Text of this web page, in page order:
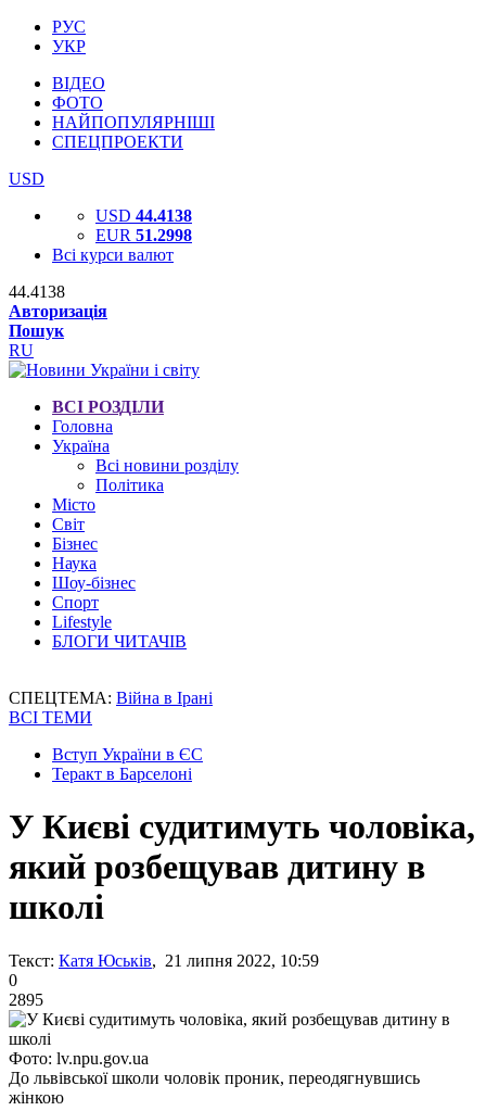
РУС
УКР
ВІДЕО
ФОТО
НАЙПОПУЛЯРНІШІ
СПЕЦПРОЕКТИ
USD
USD 44.4138
EUR 51.2998
Всі курси валют
44.4138
Авторизація
Пошук
RU
ВСІ РОЗДІЛИ
Головна
Україна
Всі новини розділу
Політика
Місто
Світ
Бізнес
Наука
Шоу-бізнес
Спорт
Lifestyle
БЛОГИ ЧИТАЧІВ
СПЕЦТЕМА: Війна в Ірані
ВСІ ТЕМИ
Вступ України в ЄС
Теракт в Барселоні
У Києві судитимуть чоловіка,
який розбещував дитину в
школі
Текст: Катя Юськів, 21 липня 2022, 10:59
0
2895
Фото: lv.npu.gov.ua
До львівської школи чоловік проник, переодягнувшись
жінкою